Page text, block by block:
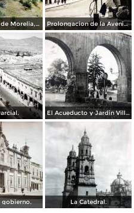
El Acueducto de Morelia, Michoacán por el Fotógrafo Charles B. Waite. Prolongacion de la Avenida Madero.
El Acueducto y Jardin Villalongin ( Circulada el 8 de Agosto de 1936 ).
gobierno. La Catedral.